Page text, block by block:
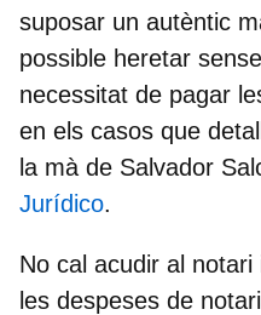
suposar un autèntic
possible heretar
necessitat de pagar
en els casos que
la mà de Salvador
Jurídico.
No cal acudir al
les despeses de